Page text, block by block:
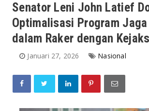
Senator Leni John Latief
Optimalisasi Program Jaga
dalam Raker dengan
Januari 27, 2026 Nasional